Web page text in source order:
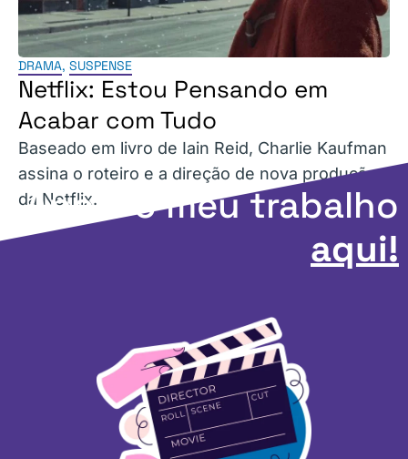
DRAMA, SUSPENSE
Netflix: Estou Pensando em
Acabar com Tudo
Baseado em livro de Iain Reid, Charlie Kaufman
assina o roteiro e a direção de nova produção
da Netflix.
Apoie o meu trabalho
aqui!